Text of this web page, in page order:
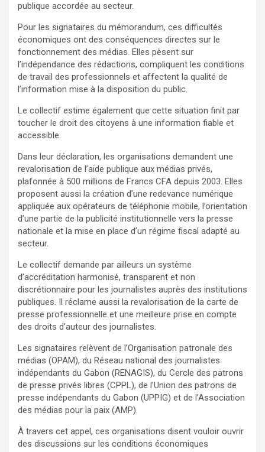
publique accordée au secteur.
Pour les signataires du mémorandum, ces difficultés
économiques ont des conséquences directes sur le
fonctionnement des médias. Elles pèsent sur
l’indépendance des rédactions, compliquent les conditions
de travail des professionnels et affectent la qualité de
l’information mise à la disposition du public.
Le collectif estime également que cette situation finit par
toucher le droit des citoyens à une information fiable et
accessible.
Dans leur déclaration, les organisations demandent une
revalorisation de l’aide publique aux médias privés,
plafonnée à 500 millions de Francs CFA depuis 2003. Elles
proposent aussi la création d’une redevance numérique
appliquée aux opérateurs de téléphonie mobile, l’orientation
d’une partie de la publicité institutionnelle vers la presse
nationale et la mise en place d’un régime fiscal adapté au
secteur.
Le collectif demande par ailleurs un système
d’accréditation harmonisé, transparent et non
discrétionnaire pour les journalistes auprès des institutions
publiques. Il réclame aussi la revalorisation de la carte de
presse professionnelle et une meilleure prise en compte
des droits d’auteur des journalistes.
Les signataires relèvent de l’Organisation patronale des
médias (OPAM), du Réseau national des journalistes
indépendants du Gabon (RENAGIS), du Cercle des patrons
de presse privés libres (CPPL), de l’Union des patrons de
presse indépendants du Gabon (UPPIG) et de l’Association
des médias pour la paix (AMP).
À travers cet appel, ces organisations disent vouloir ouvrir
des discussions sur les conditions économiques